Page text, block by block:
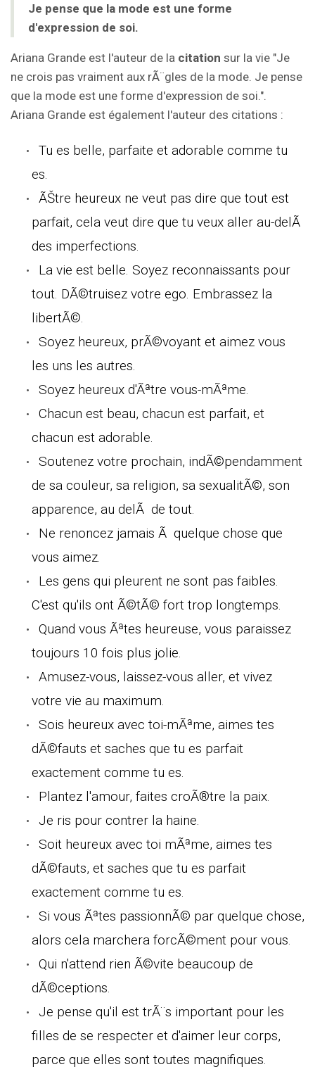
Je pense que la mode est une forme
d'expression de soi.
Ariana Grande est l'auteur de la citation sur la vie "Je
ne crois pas vraiment aux rÃ¨gles de la mode. Je pense
que la mode est une forme d'expression de soi.".
Ariana Grande est également l'auteur des citations :
Tu es belle, parfaite et adorable comme tu
es.
ÃŠtre heureux ne veut pas dire que tout est
parfait, cela veut dire que tu veux aller au-delÃ
des imperfections.
La vie est belle. Soyez reconnaissants pour
tout. DÃ©truisez votre ego. Embrassez la
libertÃ©.
Soyez heureux, prÃ©voyant et aimez vous
les uns les autres.
Soyez heureux d'Ãªtre vous-mÃªme.
Chacun est beau, chacun est parfait, et
chacun est adorable.
Soutenez votre prochain, indÃ©pendamment
de sa couleur, sa religion, sa sexualitÃ©, son
apparence, au delÃ de tout.
Ne renoncez jamais Ã quelque chose que
vous aimez.
Les gens qui pleurent ne sont pas faibles.
C'est qu'ils ont Ã©tÃ© fort trop longtemps.
Quand vous Ãªtes heureuse, vous paraissez
toujours 10 fois plus jolie.
Amusez-vous, laissez-vous aller, et vivez
votre vie au maximum.
Sois heureux avec toi-mÃªme, aimes tes
dÃ©fauts et saches que tu es parfait
exactement comme tu es.
Plantez l'amour, faites croÃ®tre la paix.
Je ris pour contrer la haine.
Soit heureux avec toi mÃªme, aimes tes
dÃ©fauts, et saches que tu es parfait
exactement comme tu es.
Si vous Ãªtes passionnÃ© par quelque chose,
alors cela marchera forcÃ©ment pour vous.
Qui n'attend rien Ã©vite beaucoup de
dÃ©ceptions.
Je pense qu'il est trÃ¨s important pour les
filles de se respecter et d'aimer leur corps,
parce que elles sont toutes magnifiques.